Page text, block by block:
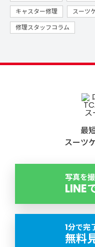
キャスター修理
スーツ
修理スタッフコラム
最
スーツ
写真を
LINE
1分で完
無料